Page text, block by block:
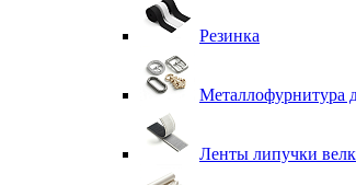
Резинка
Металлофурнитура
Ленты липучки